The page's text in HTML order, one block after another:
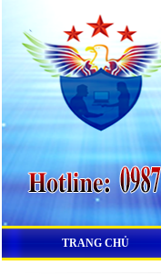
TRANG CHỦ